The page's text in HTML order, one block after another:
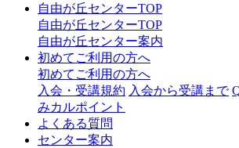
自由が丘センターTOP
自由が丘センターTOP
自由が丘センター案内
初めてご利用の方へ
初めてご利用の方へ
入会・受講規約 入会から受講まで
みカルポイント
よくある質問
センター案内